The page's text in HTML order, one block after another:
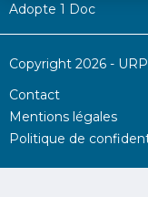
Adopte 1 Doc
Copyright 2026 -
Contact
Mentions légales
Politique de